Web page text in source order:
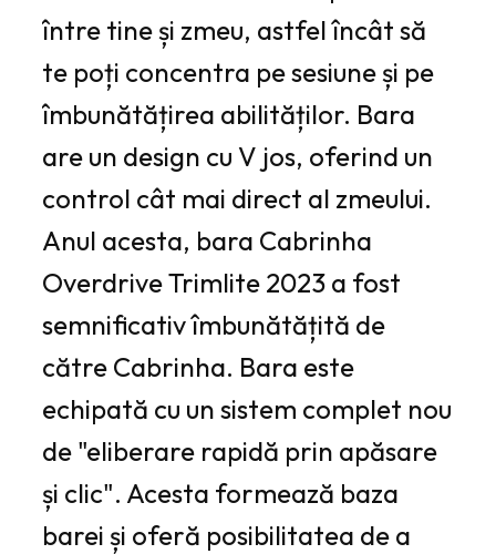
între tine și zmeu, astfel încât să
te poți concentra pe sesiune și pe
îmbunătățirea abilităților. Bara
are un design cu V jos, oferind un
control cât mai direct al zmeului.
Anul acesta, bara Cabrinha
Overdrive Trimlite 2023 a fost
semnificativ îmbunătățită de
către Cabrinha. Bara este
echipată cu un sistem complet nou
de "eliberare rapidă prin apăsare
și clic". Acesta formează baza
barei și oferă posibilitatea de a